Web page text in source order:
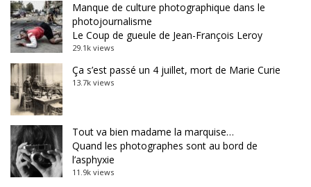
Manque de culture photographique dans le
photojournalisme
Le Coup de gueule de Jean-François Leroy
29.1k views
Ça s’est passé un 4 juillet, mort de Marie Curie
13.7k views
Tout va bien madame la marquise…
Quand les photographes sont au bord de
l’asphyxie
11.9k views